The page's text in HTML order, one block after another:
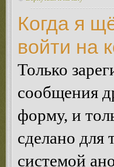
Когда я
войти на
Только
сообщения
форму, и
сделано для
системой